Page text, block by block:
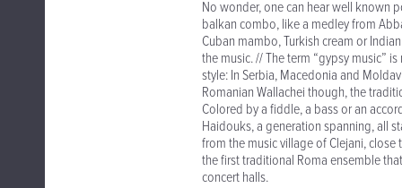
No wonder, one can hear well known
balkan combo, like a medley from
Cuban mambo, Turkish cream or
the music. // The term “gypsy music”
style: In Serbia, Macedonia and
Romanian Wallachei though, the
Colored by a fiddle, a bass or an
Haidouks, a generation spanning, all
from the music village of Clejani,
the first traditional Roma ensemble
concert halls.